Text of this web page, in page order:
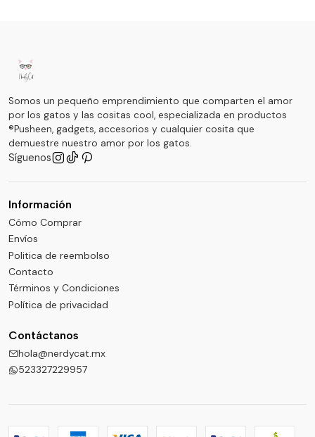
Somos un pequeño emprendimiento que comparten el amor
por los gatos y las cositas cool, especializada en productos
®Pusheen, gadgets, accesorios y cualquier cosita que
demuestre nuestro amor por los gatos.
Síguenos
Información
Cómo Comprar
Envíos
Politica de reembolso
Contacto
Términos y Condiciones
Política de privacidad
Contáctanos
hola@nerdycat.mx
523327229957